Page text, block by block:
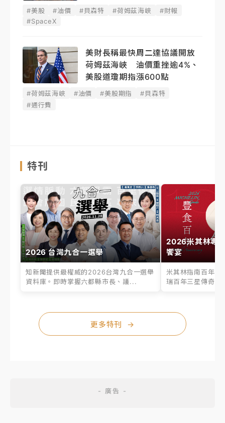
#美股 #油價 #貝森特 #荷姆茲海峽
#財報
#SpaceX
美財長稱最快周二達協議開放
荷姆茲海峽 油價重挫逾4%、
美股道瓊期指漲600點
#荷姆茲海峽 #油價 #美股期指
#貝森特
#通行費
特刊
2026 台灣九合一選舉
知新聞提供最權威的2026台灣九合一選舉
資料庫。即時掌握六都縣市長、議...
2026米其林專
饗宴
米其林指南百年之
瑞百年三星傳奇、
更多特刊 →